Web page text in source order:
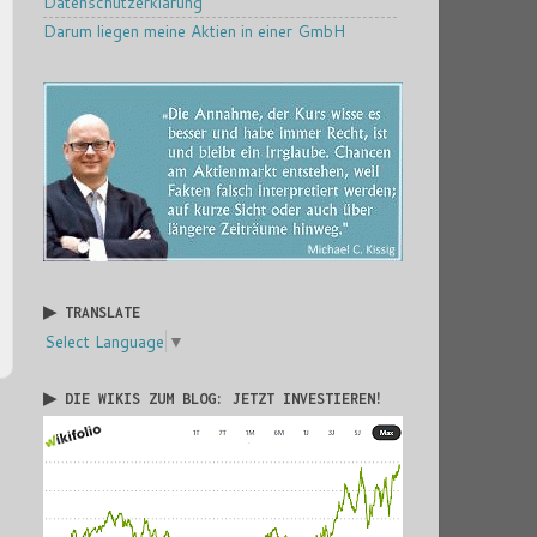
Darum liegen meine Aktien in einer GmbH
▶ TRANSLATE
Select Language ▼
▶ DIE WIKIS ZUM BLOG: JETZT INVESTIEREN!